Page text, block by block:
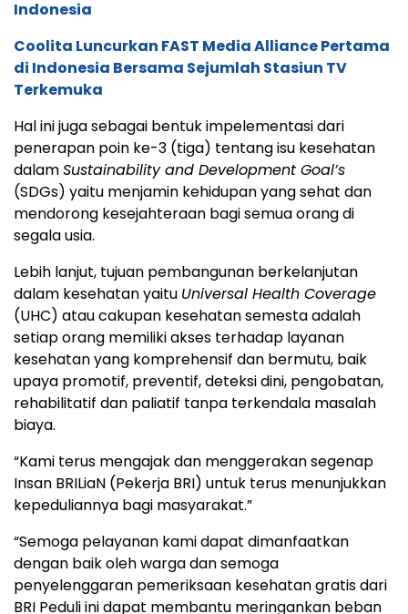
Indonesia
Coolita Luncurkan FAST Media Alliance Pertama
di Indonesia Bersama Sejumlah Stasiun TV
Terkemuka
Hal ini juga sebagai bentuk impelementasi dari
penerapan poin ke-3 (tiga) tentang isu kesehatan
dalamSustainability and Development Goal’s
(SDGs) yaitu menjamin kehidupan yang sehat dan
mendorong kesejahteraan bagi semua orang di
segala usia.
Lebih lanjut, tujuan pembangunan berkelanjutan
dalam kesehatan yaitu Universal Health Coverage
(UHC) atau cakupan kesehatan semesta adalah
setiap orang memiliki akses terhadap layanan
kesehatan yang komprehensif dan bermutu, baik
upaya promotif, preventif, deteksi dini, pengobatan,
rehabilitatif dan paliatif tanpa terkendala masalah
biaya.
“Kami terus mengajak dan menggerakan segenap
Insan BRILiaN (Pekerja BRI) untuk terus menunjukkan
kepeduliannya bagi masyarakat.”
“Semoga pelayanan kami dapat dimanfaatkan
dengan baik oleh warga dan semoga
penyelenggaran pemeriksaan kesehatan gratis dari
BRI Peduli ini dapat membantu meringankan beban